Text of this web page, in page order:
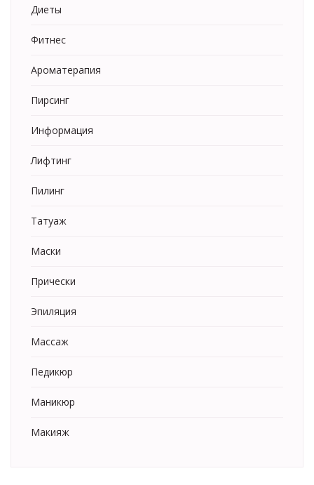
Диеты
Фитнес
Ароматерапия
Пирсинг
Информация
Лифтинг
Пилинг
Татуаж
Маски
Прически
Эпиляция
Массаж
Педикюр
Маникюр
Макияж